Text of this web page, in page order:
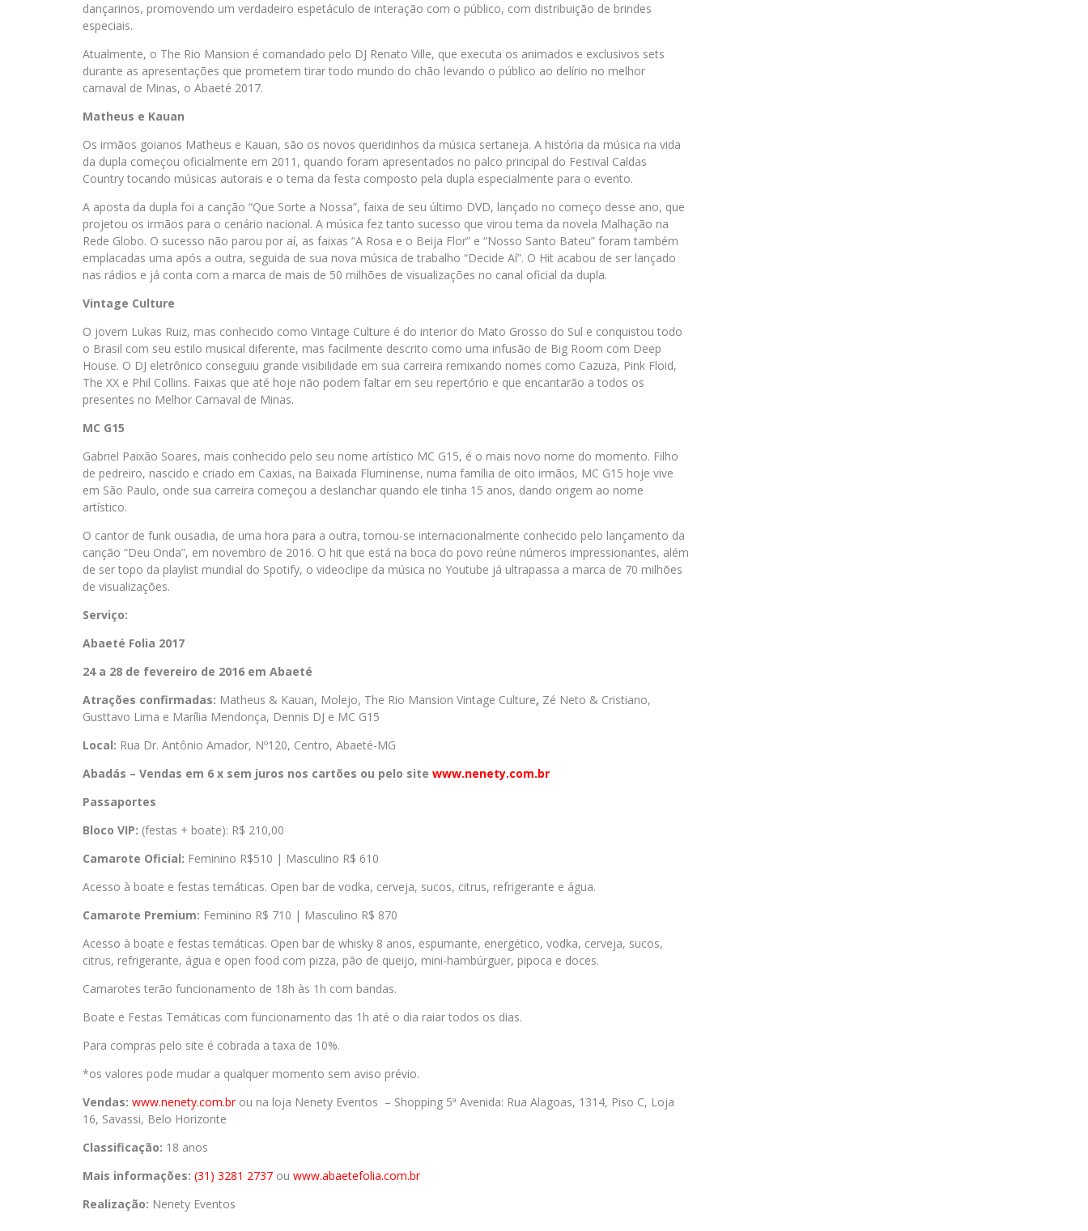
dançarinos, promovendo um verdadeiro espetáculo de interação com o público, com distribuição de brindes
especiais.
Atualmente, o The Rio Mansion é comandado pelo DJ Renato Ville, que executa os animados e exclusivos sets
durante as apresentações que prometem tirar todo mundo do chão levando o público ao delírio no melhor
carnaval de Minas, o Abaeté 2017.
Matheus e Kauan
Os irmãos goianos Matheus e Kauan, são os novos queridinhos da música sertaneja. A história da música na vida
da dupla começou oficialmente em 2011, quando foram apresentados no palco principal do Festival Caldas
Country tocando músicas autorais e o tema da festa composto pela dupla especialmente para o evento.
A aposta da dupla foi a canção “Que Sorte a Nossa”, faixa de seu último DVD, lançado no começo desse ano, que
projetou os irmãos para o cenário nacional. A música fez tanto sucesso que virou tema da novela Malhação na
Rede Globo. O sucesso não parou por aí, as faixas “A Rosa e o Beija Flor” e “Nosso Santo Bateu” foram também
emplacadas uma após a outra, seguida de sua nova música de trabalho “Decide Aí”. O Hit acabou de ser lançado
nas rádios e já conta com a marca de mais de 50 milhões de visualizações no canal oficial da dupla.
Vintage Culture
O jovem Lukas Ruiz, mas conhecido como Vintage Culture é do interior do Mato Grosso do Sul e conquistou todo
o Brasil com seu estilo musical diferente, mas facilmente descrito como uma infusão de Big Room com Deep
House. O DJ eletrônico conseguiu grande visibilidade em sua carreira remixando nomes como Cazuza, Pink Floid,
The XX e Phil Collins. Faixas que até hoje não podem faltar em seu repertório e que encantarão a todos os
presentes no Melhor Carnaval de Minas.
MC G15
Gabriel Paixão Soares, mais conhecido pelo seu nome artístico MC G15, é o mais novo nome do momento. Filho
de pedreiro, nascido e criado em Caxias, na Baixada Fluminense, numa família de oito irmãos, MC G15 hoje vive
em São Paulo, onde sua carreira começou a deslanchar quando ele tinha 15 anos, dando origem ao nome
artístico.
O cantor de funk ousadia, de uma hora para a outra, tornou-se internacionalmente conhecido pelo lançamento da
canção “Deu Onda”, em novembro de 2016. O hit que está na boca do povo reúne números impressionantes, além
de ser topo da playlist mundial do Spotify, o videoclipe da música no Youtube já ultrapassa a marca de 70 milhões
de visualizações.
Serviço:
Abaeté Folia 2017
24 a 28 de fevereiro de 2016 em Abaeté
Atrações confirmadas: Matheus & Kauan, Molejo, The Rio Mansion Vintage Culture, Zé Neto & Cristiano,
Gusttavo Lima e Marília Mendonça, Dennis DJ e MC G15
Local: Rua Dr. Antônio Amador, Nº120, Centro, Abaeté-MG
Abadás – Vendas em 6 x sem juros nos cartões ou pelo site www.nenety.com.br
Passaportes
Bloco VIP: (festas + boate): R$ 210,00
Camarote Oficial: Feminino R$510 | Masculino R$ 610
Acesso à boate e festas temáticas. Open bar de vodka, cerveja, sucos, citrus, refrigerante e água.
Camarote Premium: Feminino R$ 710 | Masculino R$ 870
Acesso à boate e festas temáticas. Open bar de whisky 8 anos, espumante, energético, vodka, cerveja, sucos,
citrus, refrigerante, água e open food com pizza, pão de queijo, mini-hambúrguer, pipoca e doces.
Camarotes terão funcionamento de 18h às 1h com bandas.
Boate e Festas Temáticas com funcionamento das 1h até o dia raiar todos os dias.
Para compras pelo site é cobrada a taxa de 10%.
*os valores pode mudar a qualquer momento sem aviso prévio.
Vendas: www.nenety.com.brou na loja Nenety Eventos – Shopping 5ª Avenida: Rua Alagoas, 1314, Piso C, Loja
16, Savassi, Belo Horizonte
Classificação: 18 anos
Mais informações: (31) 3281 2737 ou www.abaetefolia.com.br
Realização: Nenety Eventos